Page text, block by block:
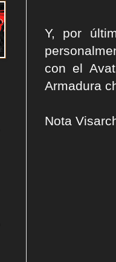
Y, por
con el
Armadura
Nota